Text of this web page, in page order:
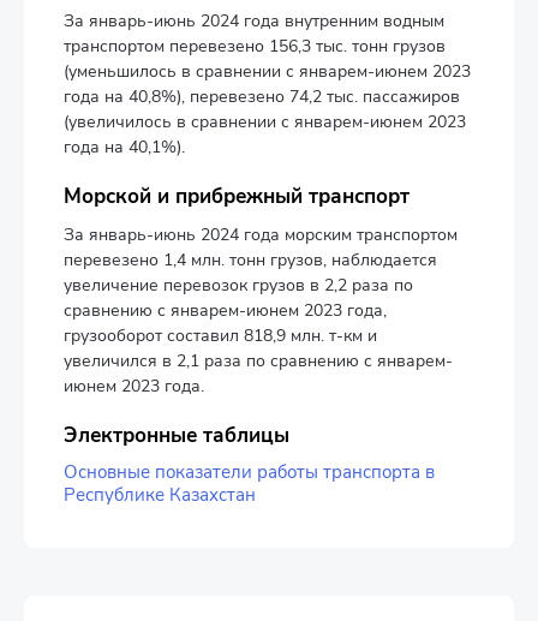
За январь-июнь 2024 года внутренним водным
транспортом перевезено 156,3 тыс. тонн грузов
(уменьшилось в сравнении с январем-июнем 2023
года на 40,8%), перевезено 74,2 тыс. пассажиров
(увеличилось в сравнении с январем-июнем 2023
года на 40,1%).
Морской и прибрежный транспорт
За январь-июнь 2024 года морским транспортом
перевезено 1,4 млн. тонн грузов, наблюдается
увеличение перевозок грузов в 2,2 раза по
сравнению с январем-июнем 2023 года,
грузооборот составил 818,9 млн. т-км и
увеличился в 2,1 раза по сравнению с январем-
июнем 2023 года.
Электронные таблицы
Основные показатели работы транспорта в
Республике Казахстан